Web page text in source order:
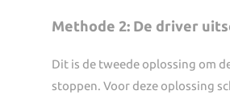
Methode 2: De driver
Dit is de tweede oplossing om
stoppen. Voor deze oplossing